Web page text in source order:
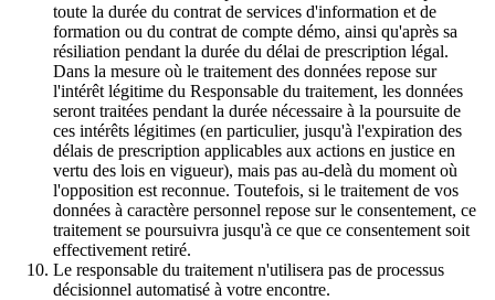
toute la durée du contrat de services d'information et de
formation ou du contrat de compte démo, ainsi qu'après sa
résiliation pendant la durée du délai de prescription légal.
Dans la mesure où le traitement des données repose sur
l'intérêt légitime du Responsable du traitement, les données
seront traitées pendant la durée nécessaire à la poursuite de
ces intérêts légitimes (en particulier, jusqu'à l'expiration des
délais de prescription applicables aux actions en justice en
vertu des lois en vigueur), mais pas au-delà du moment où
l'opposition est reconnue. Toutefois, si le traitement de vos
données à caractère personnel repose sur le consentement, ce
traitement se poursuivra jusqu'à ce que ce consentement soit
effectivement retiré.
Le responsable du traitement n'utilisera pas de processus
décisionnel automatisé à votre encontre.